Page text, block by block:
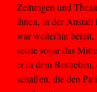
Zeitungen und
ihnen, in der Anstalt
war weiterhin bereit,
setzte sogar das
er in dem
schaffen, die den